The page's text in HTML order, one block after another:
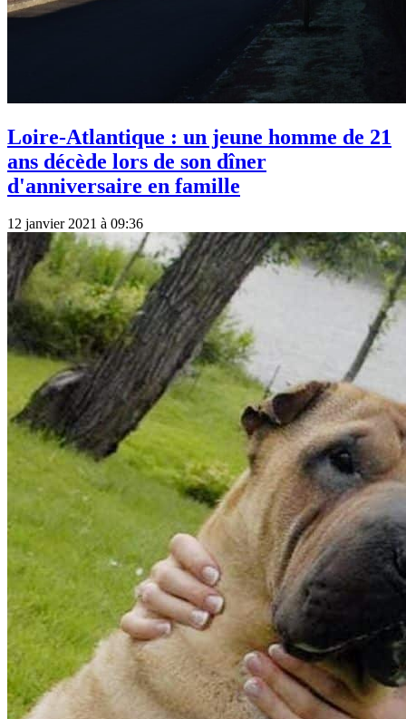
Loire-Atlantique : un jeune homme de 21
ans décède lors de son dîner
d'anniversaire en famille
12 janvier 2021 à 09:36